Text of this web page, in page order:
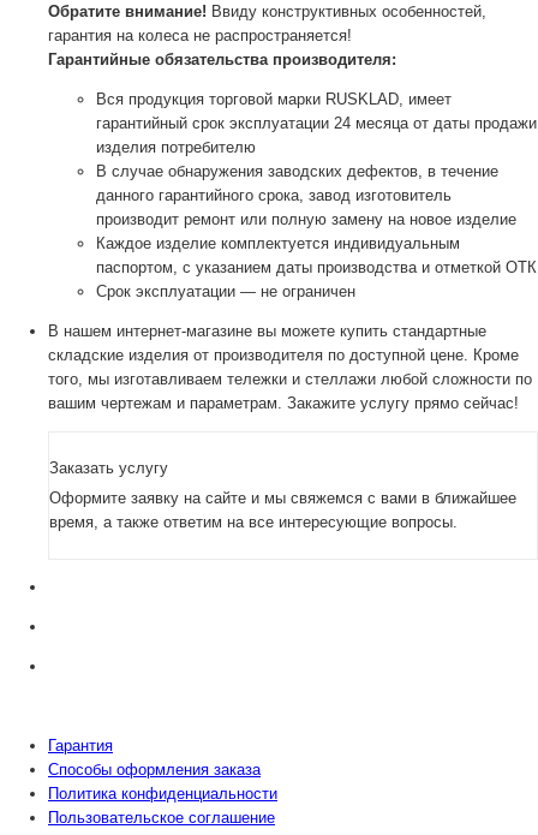
Обратите внимание! Ввиду конструктивных особенностей,
гарантия на колеса не распространяется!
Гарантийные обязательства производителя:
Вся продукция торговой марки RUSKLAD, имеет
гарантийный срок эксплуатации 24 месяца от даты продажи
изделия потребителю
В случае обнаружения заводских дефектов, в течение
данного гарантийного срока, завод изготовитель
производит ремонт или полную замену на новое изделие
Каждое изделие комплектуется индивидуальным
паспортом, с указанием даты производства и отметкой ОТК
Срок эксплуатации — не ограничен
В нашем интернет-магазине вы можете купить стандартные
складские изделия от производителя по доступной цене. Кроме
того, мы изготавливаем тележки и стеллажи любой сложности по
вашим чертежам и параметрам. Закажите услугу прямо сейчас!
Заказать услугу
Оформите заявку на сайте и мы свяжемся с вами в ближайшее
время, а также ответим на все интересующие вопросы.
Гарантия
Способы оформления заказа
Политика конфиденциальности
Пользовательское соглашение